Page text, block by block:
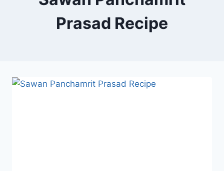
Prasad Recipe